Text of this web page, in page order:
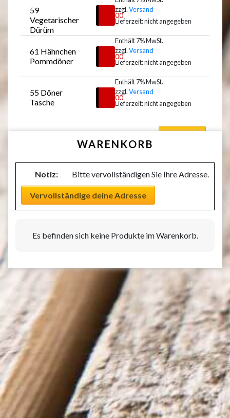
59
Vegetarischer
Dürüm
7,00
zzgl.Versand
Lieferzeit: nicht angegeben
61 Hähnchen
Pommdöner
8,00
Enthält 7% MwSt.
zzgl.Versand
Lieferzeit: nicht angegeben
55 Döner
Tasche
7,00
Enthält 7% MwSt.
zzgl.Versand
Lieferzeit: nicht angegeben
WARENKORB
Notiz: Bitte vervollständigen Sie Ihre Adresse.
Vervollständige deine Adresse
Es befinden sich keine Produkte im Warenkorb.